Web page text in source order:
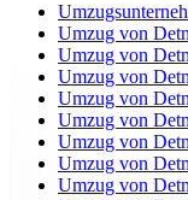
Umzug von
Umzug von
Umzug von
Umzug von
Umzug von
Umzug von
Umzug von
Umzug von